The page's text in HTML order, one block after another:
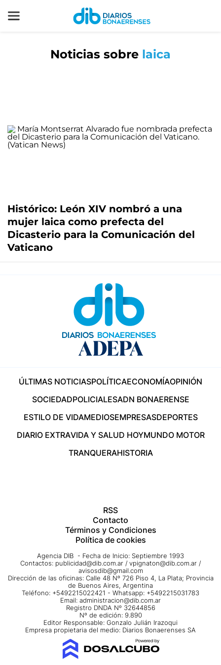
Noticias sobre laica
Histórico: León XIV nombró a una
mujer laica como prefecta del
Dicasterio para la Comunicación del
Vaticano
ÚLTIMAS NOTICIASPOLÍTICAECONOMÍAOPINIÓN
SOCIEDADPOLICIALESADN BONAERENSE
ESTILO DE VIDAMEDIOSEMPRESASDEPORTES
DIARIO EXTRAVIDA Y SALUD HOYMUNDO MOTOR
TRANQUERAHISTORIA
RSS
Contacto
Términos y Condiciones
Política de cookies
Agencia DIB - Fecha de Inicio: Septiembre 1993
Contactos: publicidad@dib.com.ar / vpignaton@dib.com.ar /
avisosdib@gmail.com
Dirección de las oficinas: Calle 48 Nº 726 Piso 4, La Plata; Provincia
de Buenos Aires, Argentina
Teléfono: +5492215022421 - Whatsapp: +5492215031783
Email: administracion@dib.com.ar
Registro DNDA Nº 32644856
Nº de edición: 9.890
Editor Responsable: Gonzalo Julián Irazoqui
Empresa propietaria del medio: Diarios Bonaerenses SA